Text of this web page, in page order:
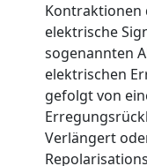
Kontraktionen
elektrische
sogenannten
elektrischen
gefolgt von
Verlängert